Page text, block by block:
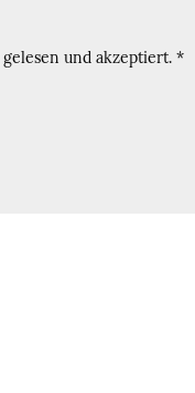
gelesen und akzeptiert. *